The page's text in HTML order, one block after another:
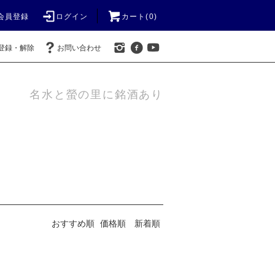
員登録 ログイン カート(0)
録・解除 お問い合わせ
名水と螢の里に銘酒あり
おすすめ順 価格順 新着順